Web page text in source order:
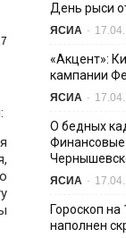
День рыси
ЯСИА -
«Акцент»:
кампании
ЯСИА -
О бедных
ЯСИА -
Гороскоп
наполнен